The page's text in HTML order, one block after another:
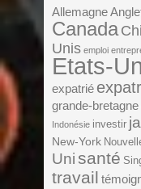
Allemagne
Canada
Unis emploi
Etats-
expatrié
grande-bretagne
Indonésie investir
New-York
Unisanté
travail